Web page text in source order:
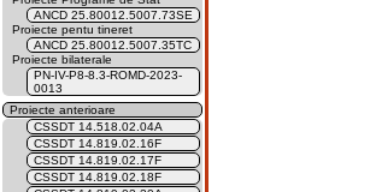
ANCD 25.80012.5007.73SE
Proiecte pentu tineret
ANCD 25.80012.5007.35TC
Proiecte bilaterale
PN-IV-P8-8.3-ROMD-2023-
0013
Proiecte anterioare
CSSDT 14.518.02.04A
CSSDT 14.819.02.16F
CSSDT 14.819.02.17F
CSSDT 14.819.02.18F